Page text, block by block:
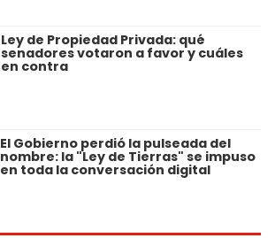
Ley de Propiedad Privada: qué
senadores votaron a favor y cuáles
en contra
El Gobierno perdió la pulseada del
nombre: la "Ley de Tierras" se impuso
en toda la conversación digital